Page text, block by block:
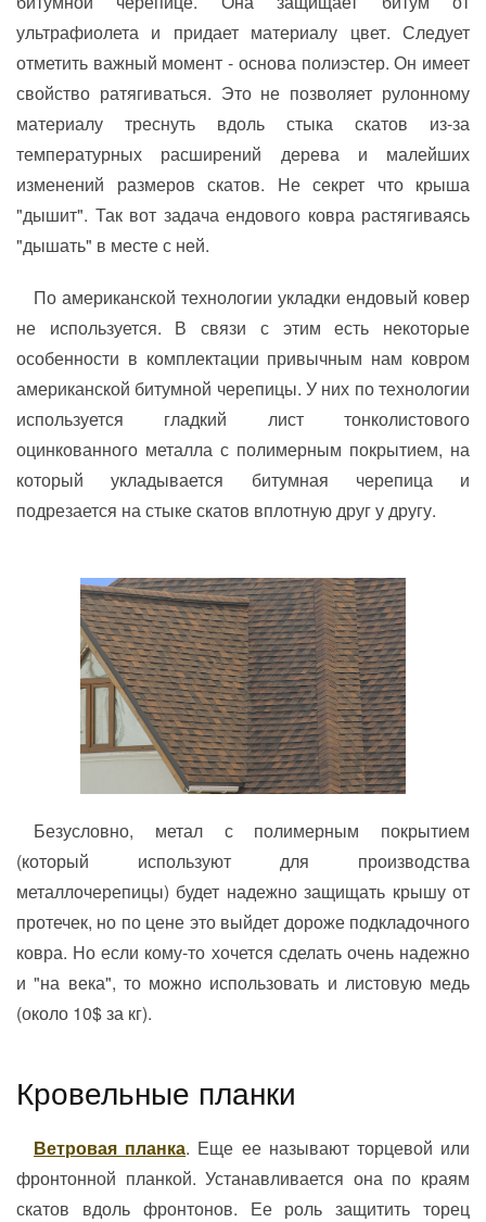
ультрафиолета и придает материалу цвет. Следует
отметить важный момент - основа полиэстер. Он имеет
свойство ратягиваться. Это не позволяет рулонному
материалу треснуть вдоль стыка скатов из-за
температурных расширений дерева и малейших
изменений размеров скатов. Не секрет что крыша
"дышит". Так вот задача ендового ковра растягиваясь
"дышать" в месте с ней.
По американской технологии укладки ендовый ковер
не используется. В связи с этим есть некоторые
особенности в комплектации привычным нам ковром
американской битумной черепицы. У них по технологии
используется гладкий лист тонколистового
оцинкованного металла с полимерным покрытием, на
который укладывается битумная черепица и
подрезается на стыке скатов вплотную друг у другу.
Безусловно, метал с полимерным покрытием
(который используют для производства
металлочерепицы) будет надежно защищать крышу от
протечек, но по цене это выйдет дороже подкладочного
ковра. Но если кому-то хочется сделать очень надежно
и "на века", то можно использовать и листовую медь
(около 10$ за кг).
Кровельные планки
Ветровая планка. Еще ее называют торцевой или
фронтонной планкой. Устанавливается она по краям
скатов вдоль фронтонов. Ее роль защитить торец